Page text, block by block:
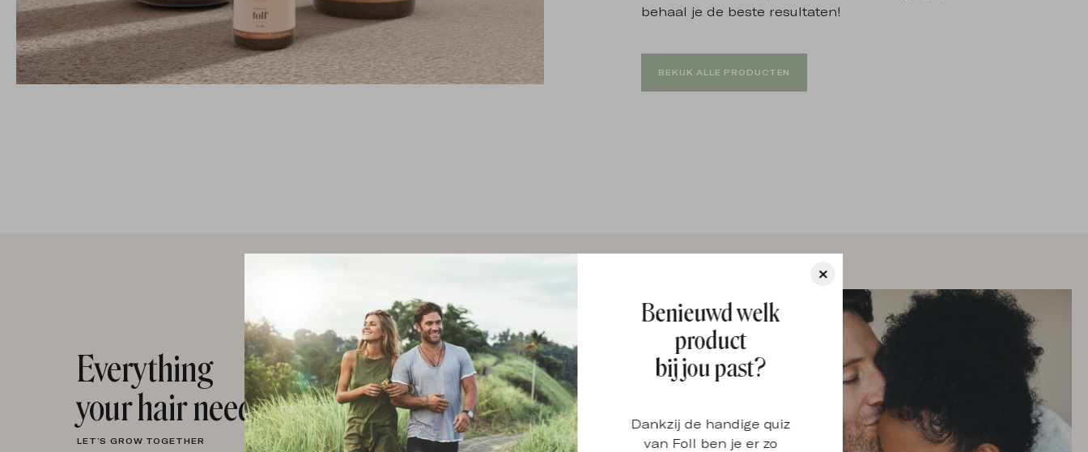
behaal je de beste resultaten!
BEKIJK ALLE PRODUCTEN
Everything
your hair needs
LET’S GROW TOGETHER
×
Benieuwd welk
product
bij jou past?
Dankzij de handige quiz
van Foll ben je er zo